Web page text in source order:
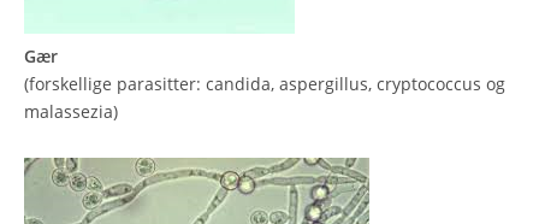
Gær
(forskellige parasitter: candida, aspergillus, cryptococcus og
malassezia)